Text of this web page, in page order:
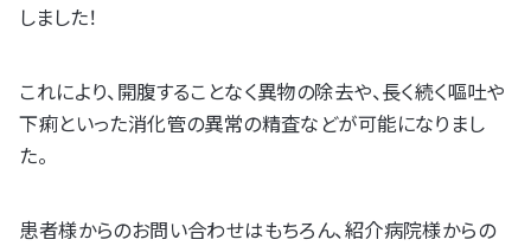
しました！
これにより、開腹することなく異物の除去や、長く続く嘔吐や
下痢といった消化管の異常の精査などが可能になりまし
た。
患者様からのお問い合わせはもちろん、紹介病院様からの